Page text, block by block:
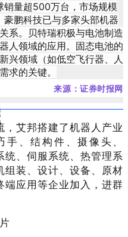
量超500万台，市场规模
鹏科技已与多家头部机器
系。贝特瑞积极与电池制造
人领域的应用。固态电池的
兴领域（如低空飞行器、人
求的关键。
来源：证券时报网
艾邦搭建了机器人产业
、结构件、摄像头、
、伺服系统、热管理系
装、设计、设备、原材
应用等企业加入，进群